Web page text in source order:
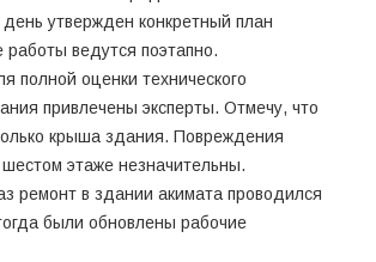
утвержден конкретный план
работы ведутся поэтапно.
полной оценки технического
привлечены эксперты. Отмечу, что
крыша здания. Повреждения
этаже незначительны.
ремонт в здании акимата проводился
были обновлены рабочие